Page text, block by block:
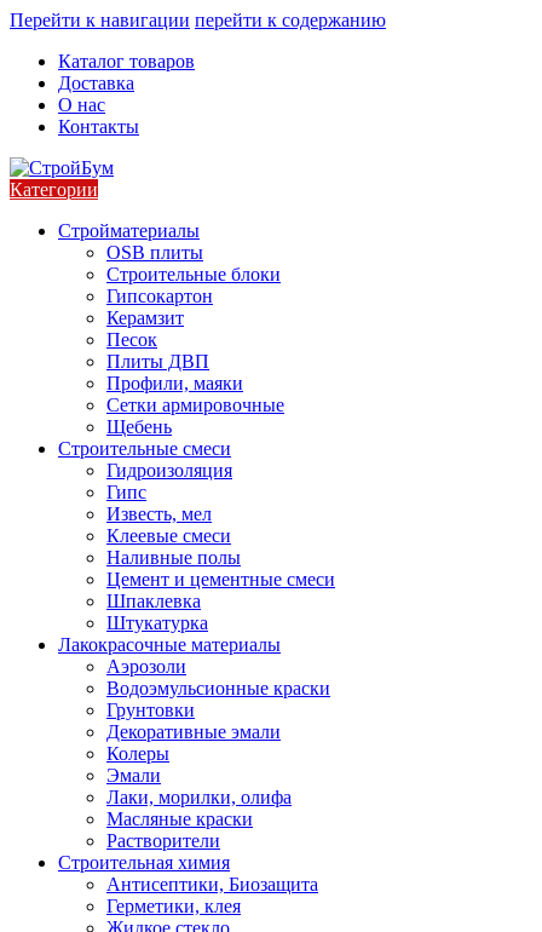
Перейти к навигации перейти к содержанию
Каталог товаров
Доставка
О нас
Контакты
Категории
Стройматериалы
OSB плиты
Строительные блоки
Гипсокартон
Керамзит
Песок
Плиты ДВП
Профили, маяки
Сетки армировочные
Щебень
Строительные смеси
Гидроизоляция
Гипс
Известь, мел
Клеевые смеси
Наливные полы
Цемент и цементные смеси
Шпаклевка
Штукатурка
Лакокрасочные материалы
Аэрозоли
Водоэмульсионные краски
Грунтовки
Декоративные эмали
Колеры
Эмали
Лаки, морилки, олифа
Масляные краски
Растворители
Строительная химия
Антисептики, Биозащита
Герметики, клея
Жидкое стекло